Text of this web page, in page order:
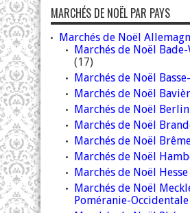
MARCHÉS DE NOËL PAR PAYS
Marchés de Noël
Marchés de Noël
(17)
Marchés de Noël
Marchés de Noël
Marchés de Noël Berlin
Marchés de Noël
Marchés de Noël
Marchés de Noël
Marchés de Noël Hesse
Marchés de Noël
Poméranie-Occidentale